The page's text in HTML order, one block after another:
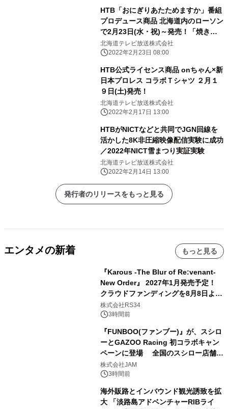
HTB「おにぎりあたためますか」番組
プロデュース商品 北海道内のローソン
で2月23日(水・祝)～発売！「焼きカ
レーパンパンパ～ン ～ヒングとの出会
い～」「ドライ煮卵」
北海道テレビ放送株式会社
2022年2月23日 08:00
HTB公式ライセンス商品 onちゃん×新
日本プロレス コラボＴシャツ ２月１
９日(土)発売！
北海道テレビ放送株式会社
2022年2月17日 13:00
HTBがNICTなどと共同でJGN回線を
活かした8K非圧縮映像配信実験に成功
／2022年NICT雪まつり実証実験
北海道テレビ放送株式会社
2022年2月14日 13:00
発行者のリリースをもっと見る
エンタメの新着 もっと見る
『Karous -The Blur of Re:venant-
New Order』 2027年1月発売予定！
クラウドファンディングを8月8日より
開始
株式会社RS34
3時間前
『FUNBOO(ファンブー)』が、スシロ
ーとGAZOO Racing 初コラボキャン
ペーンに登場 全国のスシロー店舗で
GR 4車種の FUNBOO(ミニカー)付き
メニューが展開されます
株式会社JAM
3時間前
海外販路とインバウンド観光誘致を拡
大 「淡路島アドベンチャーRIBライ